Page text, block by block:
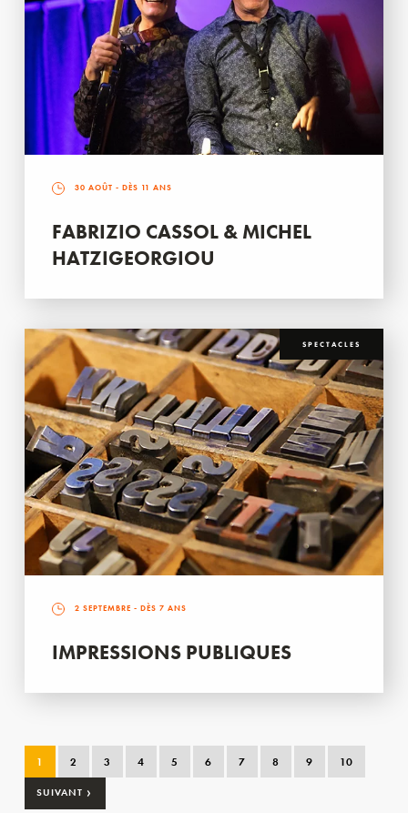
30 AOÛT - DÈS 11 ANS
FABRIZIO CASSOL & MICHEL
HATZIGEORGIOU
SPECTACLES
2 SEPTEMBRE - DÈS 7 ANS
IMPRESSIONS PUBLIQUES
1 2 3 4 5 6 7 8 9 10
SUIVANT ›